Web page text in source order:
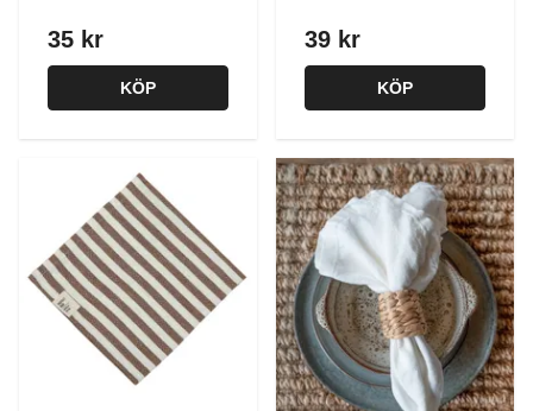
35 kr
KÖP
39 kr
KÖP